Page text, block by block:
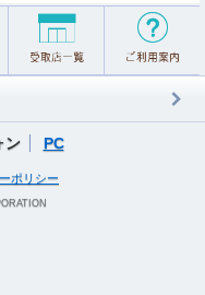
ン PC
ポリシー